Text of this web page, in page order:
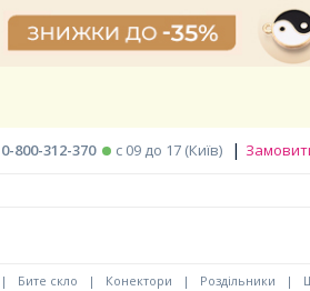
0-800-312-370 c 09 до 17 (Київ) |
| Бите скло | Конектори | Роздільники |